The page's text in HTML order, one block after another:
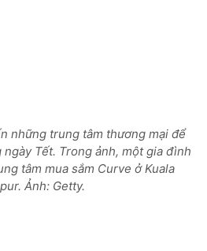
những trung tâm thương mại để
Tết. Trong ảnh, một gia đình
tâm mua sắm Curve ở Kuala
Ảnh: Getty.